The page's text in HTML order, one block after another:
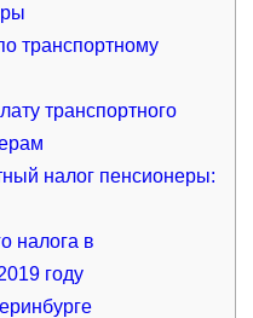
транспортному
транспортного
налог пенсионеры:
налога в
году